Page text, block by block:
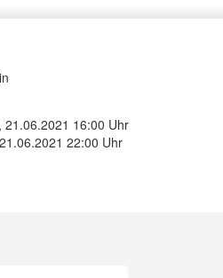
21.06.2021 16:00 Uhr
22:00 Uhr